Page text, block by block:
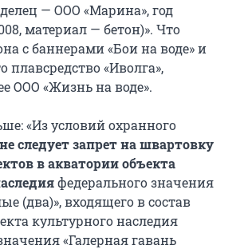
— ООО «Марина», год
материал — бетон)». Что
с баннерами «Бои на воде» и
плавсредство «Иволга»,
ООО «Жизнь на воде».
«Из условий охранного
не следует запрет на швартовку
в акватории объекта
федерального значения
(два)», входящего в состав
культурного наследия
«Галерная гавань